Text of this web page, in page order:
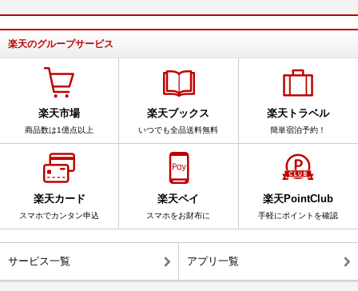
楽天のグループサービス
楽天市場
商品数は1億点以上
楽天ブックス
いつでも全品送料無料
楽天トラベル
簡単宿泊予約！
楽天カード
スマホでカンタン申込
楽天ペイ
スマホをお財布に
楽天PointClub
手軽にポイントを確認
サービス一覧 アプリ一覧